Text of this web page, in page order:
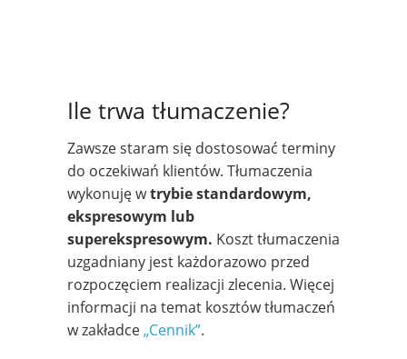
Ile trwa tłumaczenie?
Zawsze staram się dostosować terminy
do oczekiwań klientów. Tłumaczenia
wykonuję wtrybie standardowym,
ekspresowym lub
superekspresowym. Koszt tłumaczenia
uzgadniany jest każdorazowo przed
rozpoczęciem realizacji zlecenia. Więcej
informacji na temat kosztów tłumaczeń
w zakładce„Cennik”.